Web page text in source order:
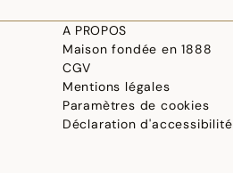
A PROPOS
Maison fondée en 1888
CGV
Mentions légales
Paramètres de cookies
Déclaration d'accessibilité